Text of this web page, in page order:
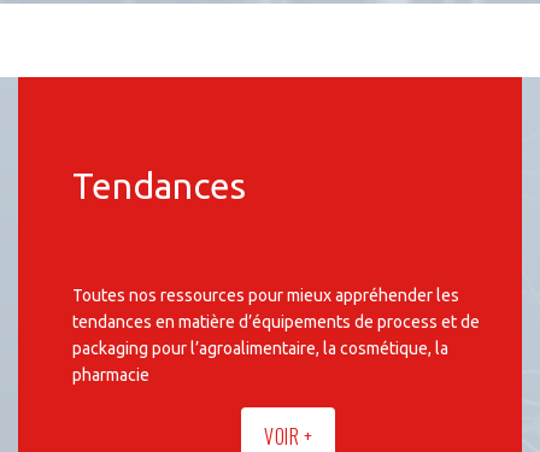
Tendances
Toutes nos ressources pour mieux appréhender les
tendances en matière d’équipements de process et de
packaging pour l’agroalimentaire, la cosmétique, la
pharmacie
VOIR +